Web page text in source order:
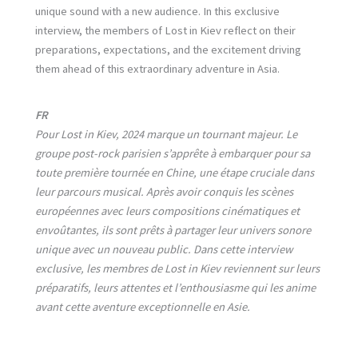
unique sound with a new audience. In this exclusive
interview, the members of Lost in Kiev reflect on their
preparations, expectations, and the excitement driving
them ahead of this extraordinary adventure in Asia.
FR
Pour Lost in Kiev, 2024 marque un tournant majeur. Le
groupe post-rock parisien s’apprête à embarquer pour sa
toute première tournée en Chine, une étape cruciale dans
leur parcours musical. Après avoir conquis les scènes
européennes avec leurs compositions cinématiques et
envoûtantes, ils sont prêts à partager leur univers sonore
unique avec un nouveau public. Dans cette interview
exclusive, les membres de Lost in Kiev reviennent sur leurs
préparatifs, leurs attentes et l’enthousiasme qui les anime
avant cette aventure exceptionnelle en Asie.